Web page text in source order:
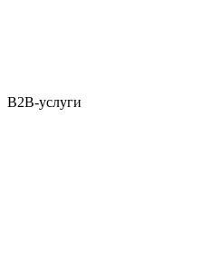
B2B-услуги